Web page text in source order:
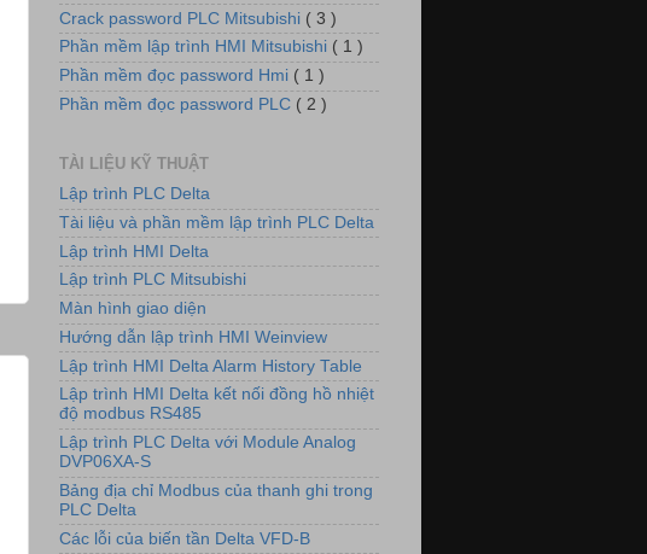
Crack password PLC Mitsubishi ( 3 )
Phần mềm lập trình HMI Mitsubishi ( 1 )
Phần mềm đọc password Hmi ( 1 )
Phần mềm đọc password PLC ( 2 )
TÀI LIỆU KỸ THUẬT
Lập trình PLC Delta
Tài liệu và phần mềm lập trình PLC Delta
Lập trình HMI Delta
Lập trình PLC Mitsubishi
Màn hình giao diện
Hướng dẫn lập trình HMI Weinview
Lập trình HMI Delta Alarm History Table
Lập trình HMI Delta kết nối đồng hồ nhiệt
độ modbus RS485
Lập trình PLC Delta với Module Analog
DVP06XA-S
Bảng địa chỉ Modbus của thanh ghi trong
PLC Delta
Các lỗi của biến tần Delta VFD-B